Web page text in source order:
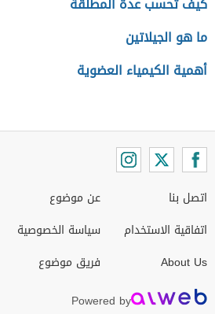
ما هو الجيلاتين
أهمية الكيمياء العضوية
اتصل بنا
اتفاقية الاستخدام
About Us
عن موضوع
سياسة الخصوصية
فريق موضوع
Powered by